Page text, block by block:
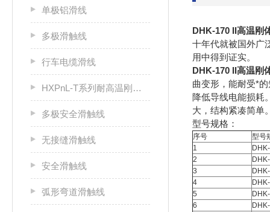
单极铝滑线
多极滑触线
行车电缆滑线
HXPnL-T系列耐高温刚体滑触线
多极安全滑触线
无接缝滑触线
安全滑触线
弧形弯道滑触线
DHK-170 II高温刚
十年代就被国外广
用中得到证实。
DHK-170 II高温刚
曲变形，能耐受*
降低导线电能损耗
大，结构紧凑简单
型号规格：
序号
型号
1
2
3
4
5
6